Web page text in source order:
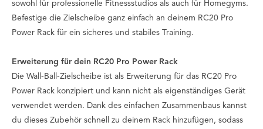
sowohl für professionelle Fitnessstudios als auch für Homegyms.
Befestige die Zielscheibe ganz einfach an deinem RC20 Pro
Power Rack für ein sicheres und stabiles Training.
Erweiterung für dein RC20 Pro Power Rack
Die Wall-Ball-Zielscheibe ist als Erweiterung für das RC20 Pro
Power Rack konzipiert und kann nicht als eigenständiges Gerät
verwendet werden. Dank des einfachen Zusammenbaus kannst
du dieses Zubehör schnell zu deinem Rack hinzufügen, sodass